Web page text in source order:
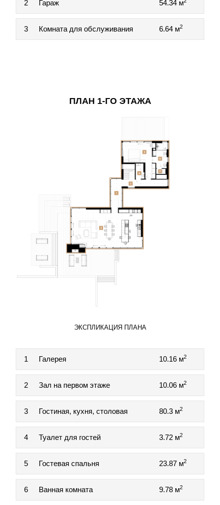
2 Гараж 54.34 м
3 Комната для обслуживания 6.64 м2
ПЛАН 1-ГО ЭТАЖА
ЭКСПЛИКАЦИЯ ПЛАНА
1 Галерея 10.16 м2
2 Зал на первом этаже 10.06 м2
3 Гостиная, кухня, столовая 80.3 м2
4 Туалет для гостей 3.72 м2
5 Гостевая спальня 23.87 м2
6 Ванная комната 9.78 м2